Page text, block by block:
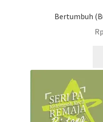
Bertumbuh
Rp